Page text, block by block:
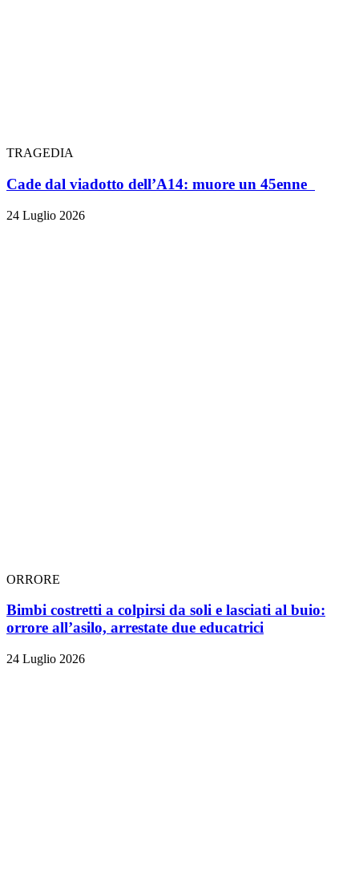
TRAGEDIA
Cade dal viadotto dell’A14: muore un 45enne
24 Luglio 2026
ORRORE
Bimbi costretti a colpirsi da soli e lasciati al buio:
orrore all’asilo, arrestate due educatrici
24 Luglio 2026